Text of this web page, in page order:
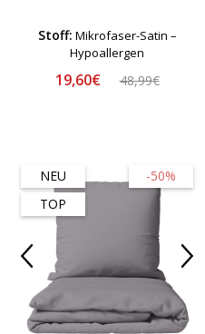
Stoff: Mikrofaser-Satin –
Hypoallergen
19,60€ 48,99€
-50%
NEU
TOP